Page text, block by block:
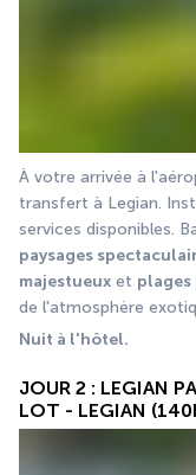
À votre arrivée à
transfert à Legian.
paysages
majestueux et plages
de l'atmosphère
Nuit à l'hôtel.
JOUR 2 : LEGIAN
LOT - LEGIAN